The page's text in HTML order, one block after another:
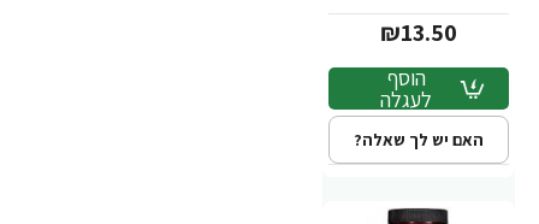
Nutrition
₪13.50
הוסף
לעגלה
האם יש לך שאלה?